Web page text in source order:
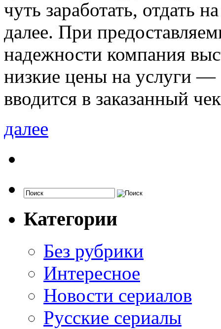
чуть заработать, отдать
далее. При
надежности компания
низкие цены на услуги —
вводится в заказанный
далее
Категории
Без рубрики
Интересное
Новости сериалов
Русские сериалы